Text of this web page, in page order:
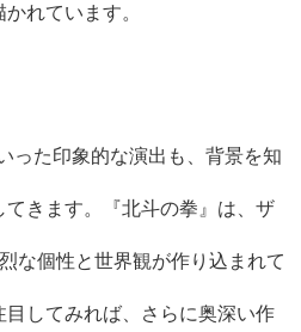
れています。
た印象的な演出も、背景を知
てきます。『北斗の拳』は、ザ
な個性と世界観が作り込まれて
目してみれば、さらに奥深い作